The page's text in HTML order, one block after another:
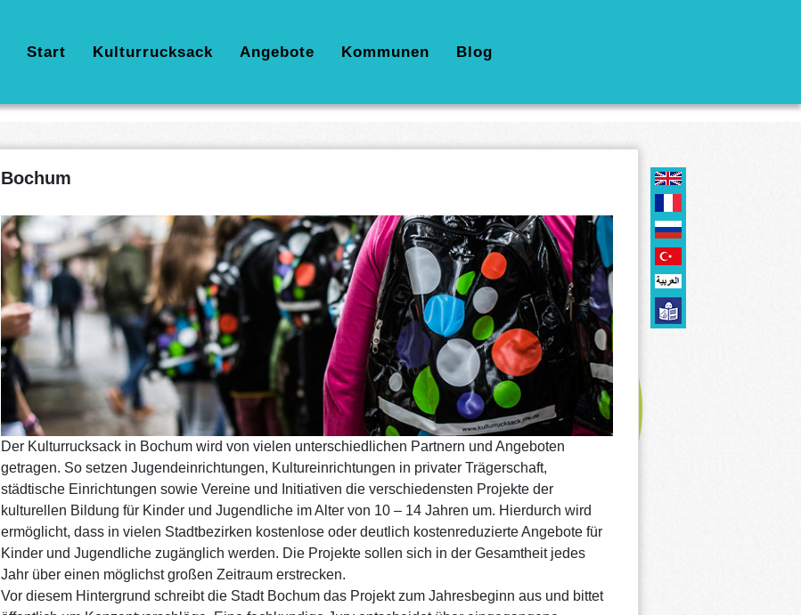
Hauptnavigation
Start Kulturrucksack Angebote Kommunen Blog
Bochum
Der Kulturrucksack in Bochum wird von vielen unterschiedlichen Partnern und Angeboten
getragen. So setzen Jugendeinrichtungen, Kultureinrichtungen in privater Trägerschaft,
städtische Einrichtungen sowie Vereine und Initiativen die verschiedensten Projekte der
kulturellen Bildung für Kinder und Jugendliche im Alter von 10 – 14 Jahren um. Hierdurch wird
ermöglicht, dass in vielen Stadtbezirken kostenlose oder deutlich kostenreduzierte Angebote für
Kinder und Jugendliche zugänglich werden. Die Projekte sollen sich in der Gesamtheit jedes
Jahr über einen möglichst großen Zeitraum erstrecken.
Vor diesem Hintergrund schreibt die Stadt Bochum das Projekt zum Jahresbeginn aus und bittet